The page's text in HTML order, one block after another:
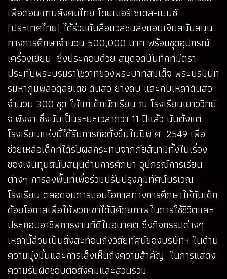
เพื่อตอบแทนสังคมไทย โดยเมอร์เซเดส-เบนซ์
(ประเทศไทย) ได้ร่วมกับสื่อมวลชนส่งมอบเงินสนับสนุน
ทางการศึกษาจำนวน 500,000 บาท พร้อมชุดอุปกรณ์
เครื่องเขียน ซึ่งประกอบด้วย สมุดจดบันทึกที่มีตรา
ประทับพระบรมราโชวาทของพระบาทสมเด็จ พระปรมินท
รมหาภูมิพลอดุลยเดช ดินสอ ยางลบ และกบเหลาดินสอ
จำนวน 300 ชุด ให้แก่เด็กนักเรียน ณ โรงเรียนเยาววิทย์
จ.พังงา ซึ่งนับเป็นระยะเวลากว่า 11 ปีแล้ว นับตั้งแต่
โรงเรียนแห่งนี้ได้รับการก่อตั้งขึ้นในปีพ.ศ. 2549 เพื่อ
ช่วยเหลือเด็กที่ได้รับผลกระทบจากภัยสึนามิทั้งในเรื่อง
ของเงินทุนสนับสนุนด้านการศึกษา อุปกรณ์การเรียน
ต่างๆ การลงพื้นที่เพื่อร่วมปรับปรุงภูมิทัศน์บริเวณ
โรงเรียน ตลอดจนการมอบโอกาสทางการศึกษาให้กับเด็ก
ด้อยโอกาสเพื่อให้พวกเขาได้มีศักยภาพในการใช้ชีวิตและ
ประกอบอาชีพการงานที่ดีในอนาคต ซึ่งกิจกรรมต่างๆ
เหล่านี้ล้วนเป็นสิ่งสะท้อนถึงวิสัยทัศน์ของบริษัทฯ ในด้าน
ความมุ่งมั่นและการเล็งเห็นถึงความสำคัญ ในการแสดง
ความรับผิดชอบต่อสังคมและส่วนรวม